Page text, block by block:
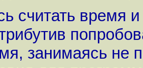
считать время
занимаясь не